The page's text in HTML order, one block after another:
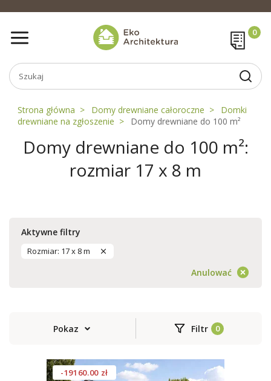
Strona główna Domy drewniane całoroczne
Domki
drewniane na zgłoszenie
Domy drewniane do 100 m²
Domy drewniane do 100 m²:
rozmiar 17 x 8 m
Aktywne filtry
Rozmiar: 17 x 8 m
Anulować
Pokaz Filtr
-19160.00 zł